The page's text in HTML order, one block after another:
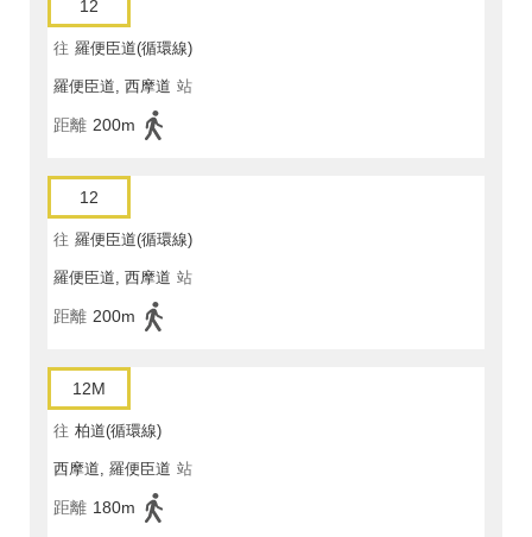
12
往 羅便臣道(循環線)
羅便臣道, 西摩道 站
距離 200m
12
往 羅便臣道(循環線)
羅便臣道, 西摩道 站
距離 200m
12M
往 柏道(循環線)
西摩道, 羅便臣道 站
距離 180m